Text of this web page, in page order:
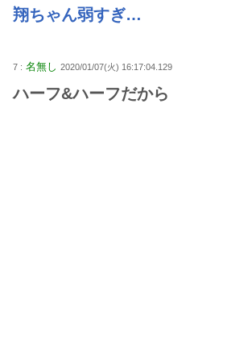
翔ちゃん弱すぎ…
7 : 名無し 2020/01/07(火) 16:17:04.129
ハーフ&ハーフだから